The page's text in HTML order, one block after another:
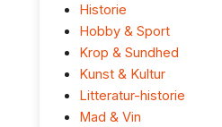
Historie
Hobby & Sport
Krop & Sundhed
Kunst & Kultur
Litteratur-historie
Mad & Vin